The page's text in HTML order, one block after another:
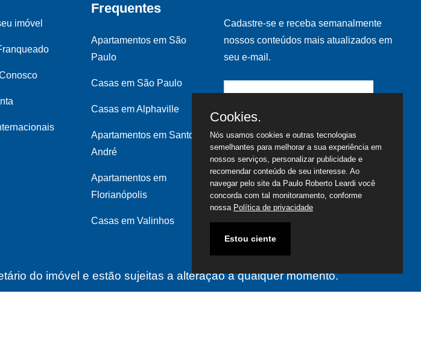
imóvel
Frequentes
Apartamentos em São
Paulo
Casas em São Paulo
Casas em Alphaville
Apartamentos em Santo
André
Apartamentos em
Florianópolis
Casas em Valinhos
Cadastre-se e receba semanalmente
nossos conteúdos mais atualizados em
seu e-mail.
do imóvel e estão sujeitas a alteração a qualquer momento.
Cookies.
Nós usamos cookies e outras tecnologias
semelhantes para melhorar a sua experiência em
nossos serviços, personalizar publicidade e
recomendar conteúdo de seu interesse. Ao
navegar pelo site da Paulo Roberto Leardi você
concorda com tal monitoramento, conforme
nossa Política de privacidade
Estou ciente